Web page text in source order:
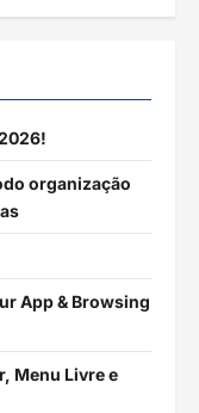
organização
App & Browsing
Menu Livre e